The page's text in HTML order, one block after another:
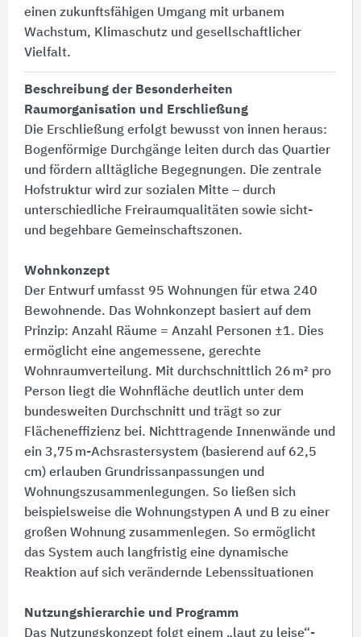
einen zukunftsfähigen Umgang mit urbanem
Wachstum, Klimaschutz und gesellschaftlicher
Vielfalt.
Beschreibung der Besonderheiten
Raumorganisation und Erschließung
Die Erschließung erfolgt bewusst von innen heraus:​
Bogenförmige Durchgänge leiten durch das Quartier
und fördern alltägliche Begegnungen. Die zentrale
Hofstruktur wird zur sozialen Mitte – durch
unterschiedliche Freiraumqualitäten sowie sicht-
und begehbare Gemeinschaftszonen.
Wohnkonzept
Der Entwurf umfasst 95 Wohnungen für etwa 240
Bewohnende. Das Wohnkonzept basiert auf dem
Prinzip:​ Anzahl Räume = Anzahl Personen ±1. Dies
ermöglicht eine angemessene, gerechte
Wohnraumverteilung. Mit durchschnittlich 26 m² pro
Person liegt die Wohnfläche deutlich unter dem
bundesweiten Durchschnitt und trägt so zur
Flächeneffizienz bei. Nichttragende Innenwände und
ein 3,75 m-Achsrastersystem (basierend auf 62,5
cm) erlauben Grundrissanpassungen und
Wohnungszusammenlegungen. So ließen sich
beispielsweise die Wohnungstypen A und B zu einer
großen Wohnung zusammenlegen. So ermöglicht
das System auch langfristig eine dynamische
Reaktion auf sich verändernde Lebenssituationen
Nutzungshierarchie und Programm
Das Nutzungskonzept folgt einem „laut zu leise“-